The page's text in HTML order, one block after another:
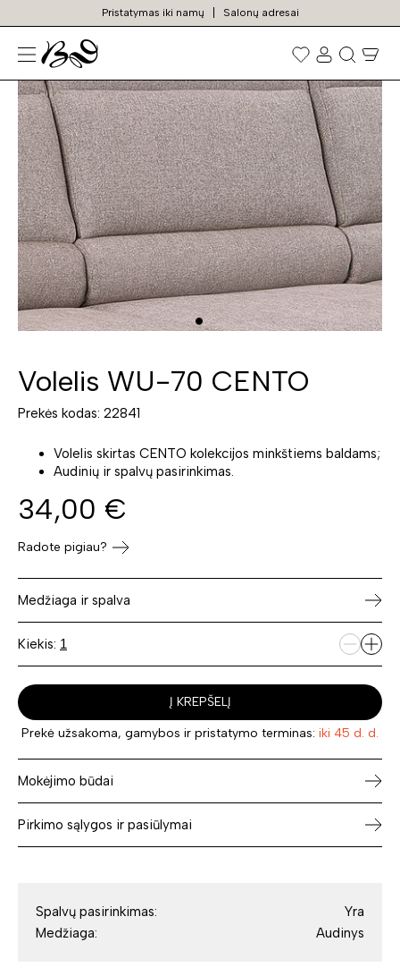
Pristatymas iki namų Salonų adresai
Prekių
paieška
N
Volelis WU-70 CENTO
Prekės kodas: 22841
Volelis skirtas CENTO kolekcijos minkštiems baldams;
Audinių ir spalvų pasirinkimas.
34,00 €
Radote pigiau?
Medžiaga ir spalva
Kiekis:
Į KREPŠELĮ
Prekė užsakoma, gamybos ir pristatymo terminas: iki 45 d. d.
Mokėjimo būdai
Pirkimo sąlygos ir pasiūlymai
Spalvų pasirinkimas:
Yra
Medžiaga:
Audinys